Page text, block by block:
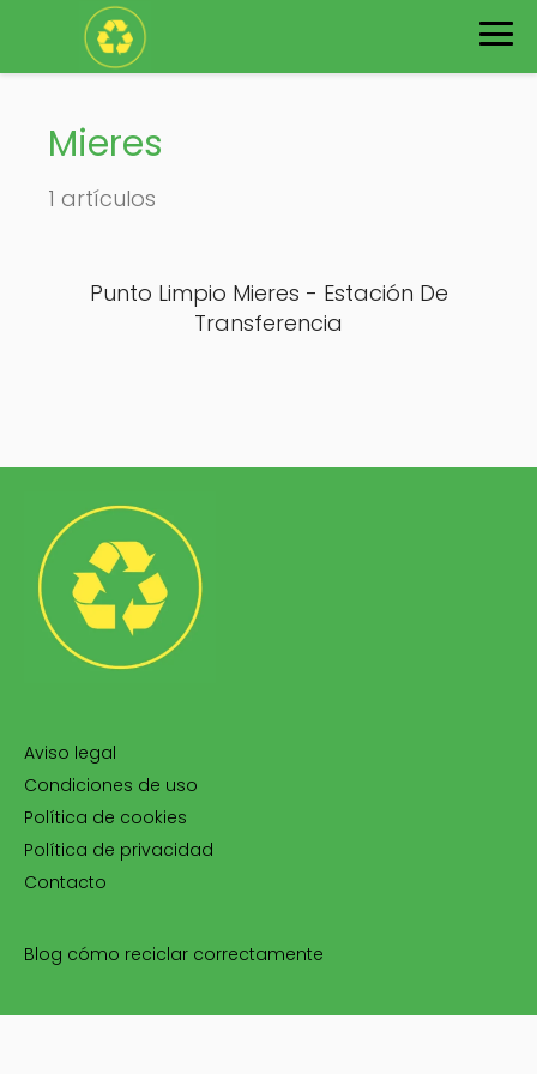
Mieres
1 artículos
Punto Limpio Mieres - Estación De
Transferencia
Aviso legal
Condiciones de uso
Política de cookies
Política de privacidad
Contacto
Blog cómo reciclar correctamente